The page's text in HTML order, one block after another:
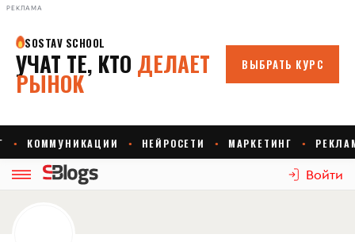
РЕКЛАМА
Войти